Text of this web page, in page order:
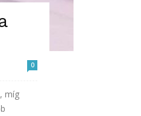
0
míg